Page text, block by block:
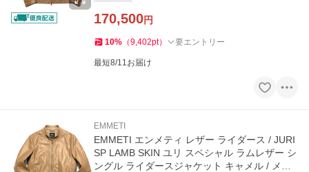
170,500円
10% （9,402pt） 要エントリー
最短8/11お届け
EMMETI
EMMETI エンメティ レザー ライダース / JURI
SP LAMB SKIN ユリ スペシャル ラムレザー シ
ングル ライダースジャケット キャメル / メン